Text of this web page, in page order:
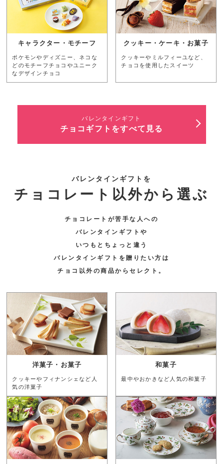
キャラクター・モチーフ
ポケモンやディズニー、ネコな
どのモチーフチョコやユニーク
なデザインチョコ
クッキー・ケーキ・お菓子
クッキーやミルフィーユなど、
チョコを使用したスイーツ
バレンタインギフト
チョコギフトをすべて見る
バレンタインギフトを
チョコレート以外から選ぶ
チョコレートが苦手な人への
バレンタインギフトや
いつもとちょっと違う
バレンタインギフトを贈りたい方は
チョコ以外の商品からセレクト。
洋菓子・お菓子
クッキーやフィナンシェなど人
気の洋菓子
和菓子
最中やおかきなど人気の和菓子